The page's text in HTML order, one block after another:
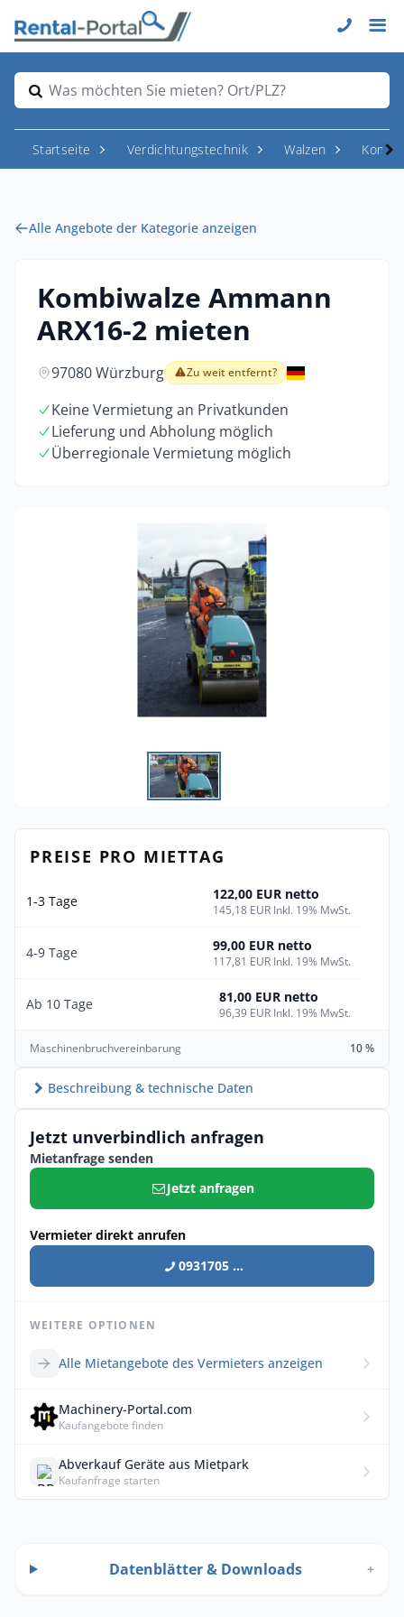
Was möchten Sie mieten? Ort/PLZ?
Startseite Verdichtungstechnik Walzen
Alle Angebote der Kategorie anzeigen
Kombiwalze Ammann
ARX16-2 mieten
97080 Würzburg Zu weit entfernt?
Keine Vermietung an Privatkunden
Lieferung und Abholung möglich
Überregionale Vermietung möglich
PREISE PRO MIETTAG
1-3 Tage 122,00 EUR netto
145,18 EUR Inkl. 19% MwSt.
4-9 Tage 99,00 EUR netto
117,81 EUR Inkl. 19% MwSt.
Ab 10 Tage 81,00 EUR netto
96,39 EUR Inkl. 19% MwSt.
Maschinenbruchvereinbarung 10 %
Beschreibung & technische Daten
Jetzt unverbindlich anfragen
Mietanfrage senden
Jetzt anfragen
Vermieter direkt anrufen
0931705 ...
WEITERE OPTIONEN
Alle Mietangebote des Vermieters anzeigen
Machinery-Portal.com
Kaufangebote finden
Abverkauf Geräte aus Mietpark
Kaufanfrage starten
Datenblätter & Downloads +